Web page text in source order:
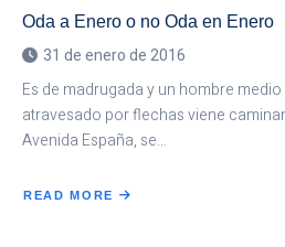
Oda a Enero o no Oda en Enero
31 de enero de 2016
Es de madrugada y un hombre
atravesado por flechas viene
Avenida España, se…
READ MORE
ABOUT